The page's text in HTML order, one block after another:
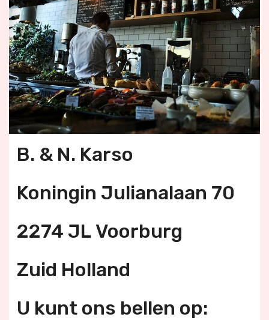
B. & N. Karso
Koningin Julianalaan 70
2274 JL Voorburg
Zuid Holland
U kunt ons bellen op: